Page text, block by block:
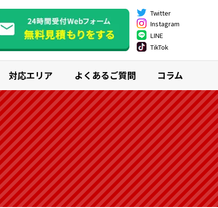
Twitter
Instagram
LINE
TikTok
対応エリア よくあるご質問 コラム